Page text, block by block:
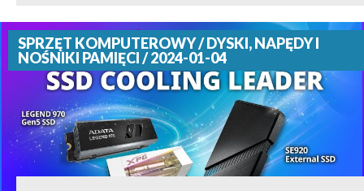
SPRZĘT KOMPUTEROWY / DYSKI, NAPĘDY I
NOŚNIKI PAMIĘCI / 2024-01-04